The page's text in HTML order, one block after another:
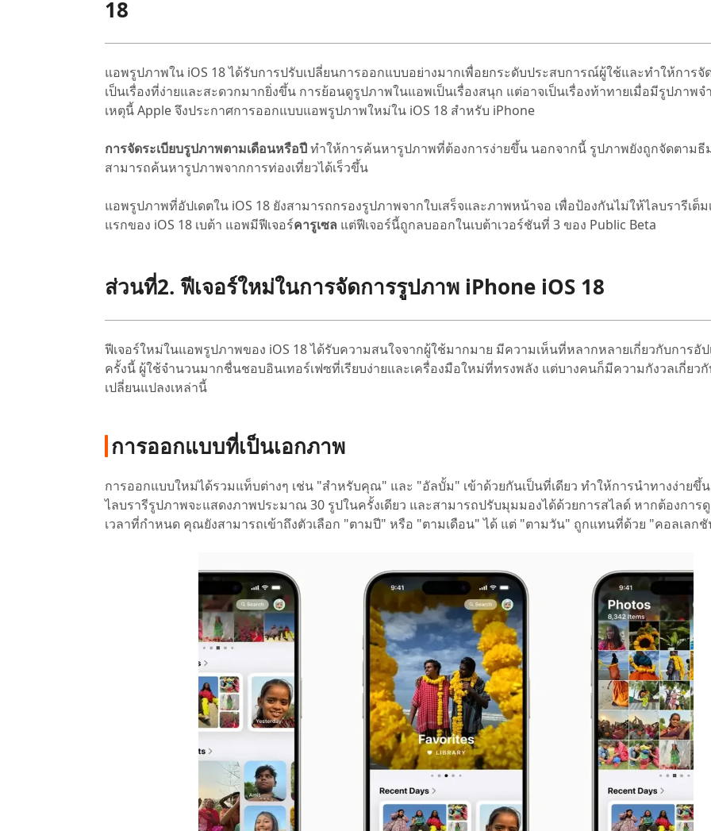
18
แอพรูปภาพใน iOS 18 ได้รับการปรับเปลี่ยนการออกแบบอย่างมากเพื่อยกระดับประสบการณ์ผู้ใช้และทำให้การจั
เป็นเรื่องที่ง่ายและสะดวกมากยิ่งขึ้น การย้อนดูรูปภาพในแอพเป็นเรื่องสนุก แต่อาจเป็นเรื่องท้าทายเมื่อมีรูปภาพ
เหตุนี้ Apple จึงประกาศการออกแบบแอพรูปภาพใหม่ใน iOS 18 สำหรับ iPhone
การจัดระเบียบรูปภาพตามเดือนหรือปีทำให้การค้นหารูปภาพที่ต้องการง่ายขึ้น นอกจากนี้ รูปภาพยังถูกจัดตาม
สามารถค้นหารูปภาพจากการท่องเที่ยวได้เร็วขึ้น
แอพรูปภาพที่อัปเดตใน iOS 18 ยังสามารถกรองรูปภาพจากใบเสร็จและภาพหน้าจอ เพื่อป้องกันไม่ให้ไลบรารีเต็ม
แรกของ iOS 18 เบต้า แอพมีฟีเจอร์คารูเซล แต่ฟีเจอร์นี้ถูกลบออกในเบต้าเวอร์ชันที่ 3 ของ Public Beta
ส่วนที่2. ฟีเจอร์ใหม่ในการจัดการรูปภาพ iPhone iOS 18
ฟีเจอร์ใหม่ในแอพรูปภาพของ iOS 18 ได้รับความสนใจจากผู้ใช้มากมาย มีความเห็นที่หลากหลายเกี่ยวกับการอั
ครั้งนี้ ผู้ใช้จำนวนมากชื่นชอบอินเทอร์เฟซที่เรียบง่ายและเครื่องมือใหม่ที่ทรงพลัง แต่บางคนก็มีความกังวลเกี่ยว
เปลี่ยนแปลงเหล่านี้
การออกแบบที่เป็นเอกภาพ
การออกแบบใหม่ได้รวมแท็บต่างๆ เช่น "สำหรับคุณ" และ "อัลบั้ม" เข้าด้วยกันเป็นที่เดียว ทำให้การนำทางง่ายขึ้
ไลบรารีรูปภาพจะแสดงภาพประมาณ 30 รูปในครั้งเดียว และสามารถปรับมุมมองได้ด้วยการสไลด์ หากต้องการ
เวลาที่กำหนด คุณยังสามารถเข้าถึงตัวเลือก "ตามปี" หรือ "ตามเดือน" ได้ แต่ "ตามวัน" ถูกแทนที่ด้วย "คอลเลก